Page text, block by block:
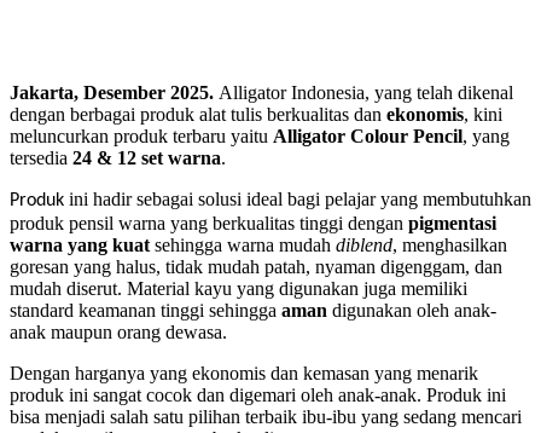
Jakarta, Desember 2025. Alligator Indonesia, yang telah dikenal
dengan berbagai produk alat tulis berkualitas dan ekonomis, kini
meluncurkan produk terbaru yaitu Alligator Colour Pencil, yang
tersedia 24 & 12 set warna.
Produk ini hadir sebagai solusi ideal bagi pelajar yang membutuhkan
produk pensil warna yang berkualitas tinggi dengan pigmentasi
warna yang kuat sehingga warna mudah diblend, menghasilkan
goresan yang halus, tidak mudah patah, nyaman digenggam, dan
mudah diserut. Material kayu yang digunakan juga memiliki
standard keamanan tinggi sehingga aman digunakan oleh anak-
anak maupun orang dewasa.
Dengan harganya yang ekonomis dan kemasan yang menarik
produk ini sangat cocok dan digemari oleh anak-anak. Produk ini
bisa menjadi salah satu pilihan terbaik ibu-ibu yang sedang mencari